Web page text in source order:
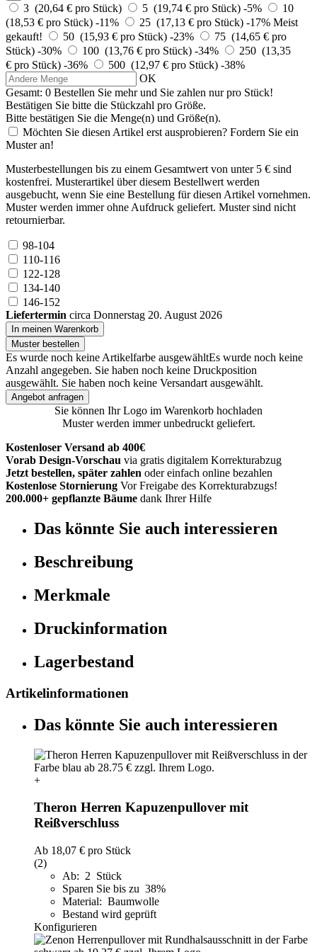
3 (20,64 € pro Stück) 5 (19,74 € pro Stück) -5%
10
(18,53 € pro Stück) -11% 25 (17,13 € pro Stück) -17% Meist
gekauft!
50 (15,93 € pro Stück) -23%
75 (14,65 € pro
Stück) -30% 100 (13,76 € pro Stück) -34%
250 (13,35
€ pro Stück) -36% 500 (12,97 € pro Stück) -38%
OK
Gesamt: 0 Bestellen Sie mehr und Sie zahlen nurpro Stück!
Bestätigen Sie bitte die Stückzahl pro Größe.
Bitte bestätigen Sie die Menge(n) und Größe(n).
Möchten Sie diesen Artikel erst ausprobieren? Fordern Sie ein
Muster an!
Musterbestellungen bis zu einem Gesamtwert von unter 5 € sind
kostenfrei. Musterartikel über diesem Bestellwert werden
ausgebucht, wenn Sie eine Bestellung für diesen Artikel vornehmen.
Muster werden immer ohne Aufdruck geliefert. Muster sind nicht
retournierbar.
98-104
110-116
122-128
134-140
146-152
Liefertermin circa Donnerstag 20. August 2026
In meinen Warenkorb
Muster bestellen
Es wurde noch keine Artikelfarbe ausgewähltEs wurde noch keine
Anzahl angegeben. Sie haben noch keine Druckposition
ausgewählt. Sie haben noch keine Versandart ausgewählt.
Angebot anfragen
Sie können Ihr Logo im Warenkorb hochladen
Muster werden immer unbedruckt geliefert.
Kostenloser Versand ab 400€
Vorab Design-Vorschau via gratis digitalem Korrekturabzug
Jetzt bestellen, später zahlen oder einfach online bezahlen
Kostenlose Stornierung Vor Freigabe des Korrekturabzugs!
200.000+ gepflanzte Bäume dank Ihrer Hilfe
Das könnte Sie auch interessieren
Beschreibung
Merkmale
Druckinformation
Lagerbestand
Artikelinformationen
Das könnte Sie auch interessieren
+
Theron Herren Kapuzenpullover mit
Reißverschluss
Ab 18,07 € pro Stück
(2)
Ab: 2 Stück
Sparen Sie bis zu 38%
Material: Baumwolle
Bestand wird geprüft
Konfigurieren